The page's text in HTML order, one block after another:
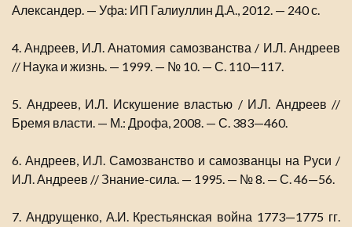
Александер. — Уфа: ИП Галиуллин Д.А., 2012. — 240 с.
4. Андреев, И.Л. Анатомия самозванства / И.Л. Андреев
// Наука и жизнь. — 1999. — № 10. — С. 110—117.
5. Андреев, И.Л. Искушение властью / И.Л. Андреев //
Бремя власти. — М.: Дрофа, 2008. — С. 383—460.
6. Андреев, И.Л. Самозванство и самозванцы на Руси /
И.Л. Андреев // Знание-сила. — 1995. — № 8. — С. 46—56.
7. Андрущенко, А.И. Крестьянская война 1773—1775 гг.